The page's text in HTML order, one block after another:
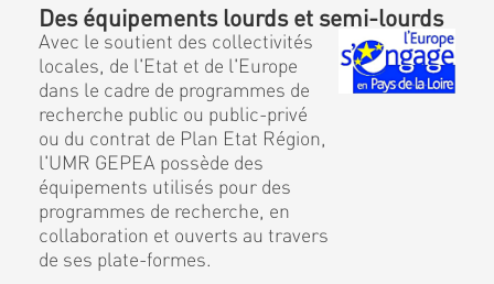
Des équipements lourds et semi-lourds
Avec le soutient des collectivités
locales, de l'Etat et de l'Europe
dans le cadre de programmes de
recherche public ou public-privé
ou du contrat de Plan Etat Région,
l'UMR GEPEA possède des
équipements utilisés pour des
programmes de recherche, en
collaboration et ouverts au travers
de ses plate-formes.